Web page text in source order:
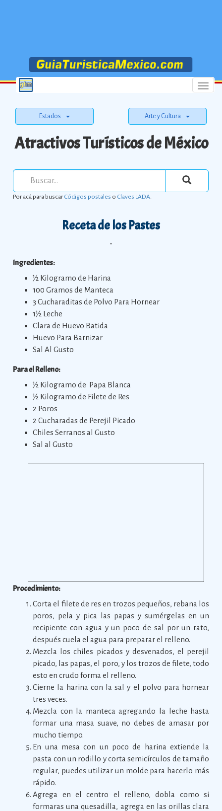
Menu
Estados Arte y Cultura
Atractivos Turísticos de México
Por acá para buscarCódigos postales o Claves LADA.
Receta de los Pastes
Ingredientes:
½ Kilogramo de Harina
100 Gramos de Manteca
3 Cucharaditas de Polvo Para Hornear
1½ Leche
Clara de Huevo Batida
Huevo Para Barnizar
Sal Al Gusto
Para el Relleno:
½ Kilogramo de Papa Blanca
½ Kilogramo de Filete de Res
2 Poros
2 Cucharadas de Perejil Picado
Chiles Serranos al Gusto
Sal al Gusto
Procedimiento:
Corta el filete de res en trozos pequeños, rebana los
poros, pela y pica las papas y sumérgelas en un
recipiente con agua y un poco de sal por un rato,
después cuela el agua para preparar el relleno.
Mezcla los chiles picados y desvenados, el perejil
picado, las papas, el poro, y los trozos de filete, todo
esto en crudo forma el relleno.
Cierne la harina con la sal y el polvo para hornear
tres veces.
Mezcla con la manteca agregando la leche hasta
formar una masa suave, no debes de amasar por
mucho tiempo.
En una mesa con un poco de harina extiende la
pasta con un rodillo y corta semicírculos de tamaño
regular, puedes utilizar un molde para hacerlo más
rápido.
Agrega en el centro el relleno, dobla como si
formaras una quesadilla, agrega en las orillas clara